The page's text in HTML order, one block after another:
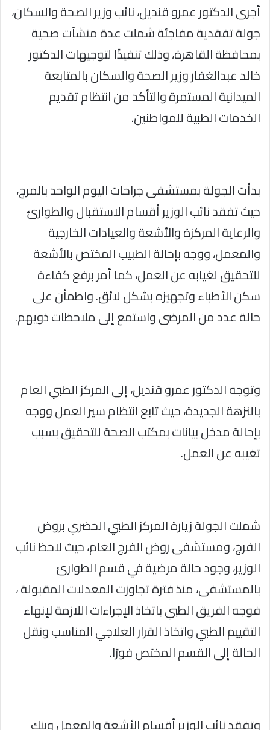
أجرى الدكتور عمرو قنديل، نائب وزير الصحة والسكان،
جولة تفقدية مفاجئة شملت عدة منشآت صحية
بمحافظة القاهرة، وذلك تنفيذًا لتوجيهات الدكتور
خالد عبدالغفار وزير الصحة والسكان بالمتابعة
الميدانية المستمرة والتأكد من انتظام تقديم
الخدمات الطبية للمواطنين.
بدأت الجولة بمستشفى جراحات اليوم الواحد بالمرج،
حيث تفقد نائب الوزير أقسام الاستقبال والطوارئ
والرعاية المركزة والأشعة والعيادات الخارجية
والمعمل، ووجه بإحالة الطبيب المختص بالأشعة
للتحقيق لغيابه عن العمل، كما أمر برفع كفاءة
سكن الأطباء وتجهيزه بشكل لائق. واطمأن على
حالة عدد من المرضى واستمع إلى ملاحظات ذويهم.
وتوجه الدكتور عمرو قنديل، إلى المركز الطبي العام
بالنزهة الجديدة، حيث تابع انتظام سير العمل ووجه
بإحالة مدخل بيانات بمكتب الصحة للتحقيق بسبب
تغيبه عن العمل.
شملت الجولة زيارة المركز الطبي الحضري بروض
الفرج، ومستشفى روض الفرج العام، حيث لاحظ نائب
الوزير، وجود حالة مرضية في قسم الطوارئ
بالمستشفى، منذ فترة تجاوزت المعدلات المقبولة ،
فوجه الفريق الطبي باتخاذ الإجراءات اللازمة لإنهاء
التقييم الطبي واتخاذ القرار العلاجي المناسب ونقل
الحالة إلى القسم المختص فورًا.
وتفقد نائب الوزير أقسام الأشعة والمعمل وبنك